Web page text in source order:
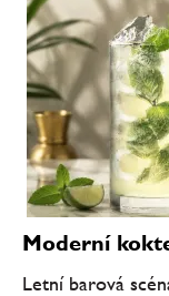
Moderní
Letní barová